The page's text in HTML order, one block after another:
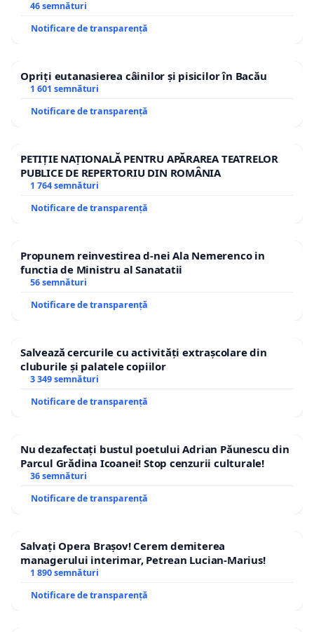
46 semnături
Notificare de transparență
Opriți eutanasierea câinilor și pisicilor în Bacău
1 601 semnături
Notificare de transparență
PETIȚIE NAȚIONALĂ PENTRU APĂRAREA TEATRELOR
PUBLICE DE REPERTORIU DIN ROMÂNIA
1 764 semnături
Notificare de transparență
Propunem reinvestirea d-nei Ala Nemerenco in
functia de Ministru al Sanatatii
56 semnături
Notificare de transparență
Salvează cercurile cu activități extrașcolare din
cluburile și palatele copiilor
3 349 semnături
Notificare de transparență
Nu dezafectați bustul poetului Adrian Păunescu din
Parcul Grădina Icoanei! Stop cenzurii culturale!
36 semnături
Notificare de transparență
Salvați Opera Brașov! Cerem demiterea
managerului interimar, Petrean Lucian-Marius!
1 890 semnături
Notificare de transparență